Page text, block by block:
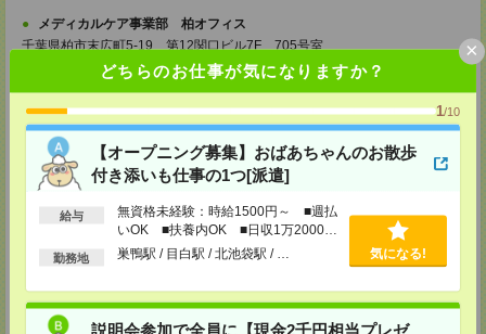
どちらのお仕事が気になりますか？
1/10
【オープニング募集】おばあちゃんのお散歩
付き添いも仕事の1つ[派遣]
給与
無資格未経験：時給1500円～ ■週払
いOK ■扶養内OK ■日収1万2000円
以上
勤務地 巣鴨駅 / 目白駅 / 北池袋駅 / … 気になる!
説明会参加で全員に【現金2千円相当プレゼ
×
メディカルケア事業部 柏オフィス
千葉県柏市末広町5-19 第12関口ビル7F 705号室
TEL：0120-935-218
tenshoku@nikken-ts.jp
担当：採用担当
メディカルケア事業部 新宿オフィス
東京都新宿区新宿2-3-10 新宿御苑ビル6階
TEL：0120-457-235
MAIL：tenshoku@nikken-ts.jp
メディカルケア事業部 立川事業所
東京都立川市錦町1-12-14
TEL：0120-934-200
担当：採用担当